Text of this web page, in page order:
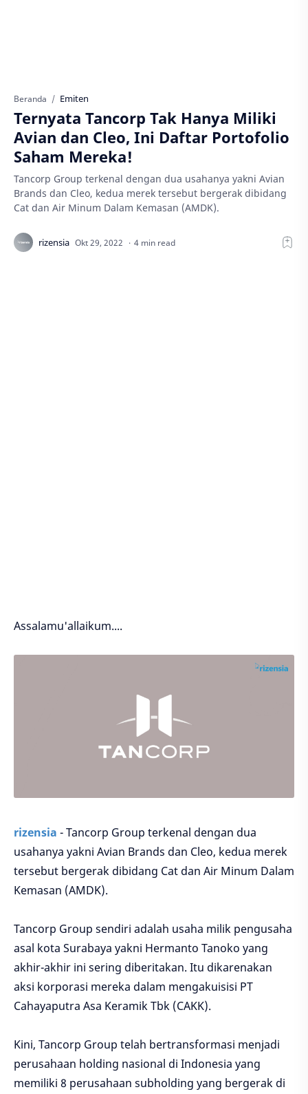
Beranda Emiten
Ternyata Tancorp Tak Hanya Miliki
Avian dan Cleo, Ini Daftar Portofolio
Saham Mereka!
Tancorp Group terkenal dengan dua usahanya yakni Avian
Brands dan Cleo, kedua merek tersebut bergerak dibidang
Cat dan Air Minum Dalam Kemasan (AMDK).
4 min read
Assalamu'allaikum....
rizensia - Tancorp Group terkenal dengan dua
usahanya yakni Avian Brands dan Cleo, kedua merek
tersebut bergerak dibidang Cat dan Air Minum Dalam
Kemasan (AMDK).
Tancorp Group sendiri adalah usaha milik pengusaha
asal kota Surabaya yakni Hermanto Tanoko yang
akhir-akhir ini sering diberitakan. Itu dikarenakan
aksi korporasi mereka dalam mengakuisisi PT
Cahayaputra Asa Keramik Tbk (CAKK).
Kini, Tancorp Group telah bertransformasi menjadi
perusahaan holding nasional di Indonesia yang
memiliki 8 perusahaan subholding yang bergerak di